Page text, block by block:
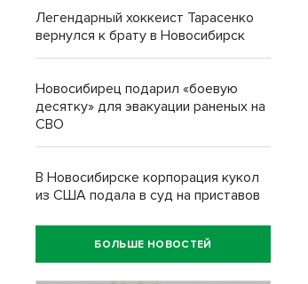
Легендарный хоккеист Тарасенко
вернулся к брату в Новосибирск
Новосибирец подарил «боевую
десятку» для эвакуации раненых на
СВО
В Новосибирске корпорация кукол
из США подала в суд на приставов
БОЛЬШЕ НОВОСТЕЙ